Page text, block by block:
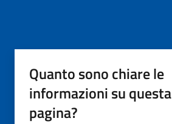
Quanto sono chiare le
informazioni su questa
pagina?